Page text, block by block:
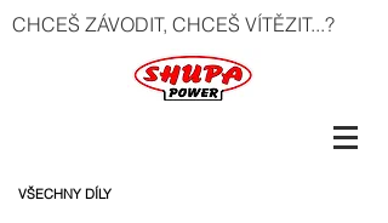
CHCEŠ ZÁVODIT, CHCEŠ VÍTĚZIT...?
VŠECHNY DÍLY